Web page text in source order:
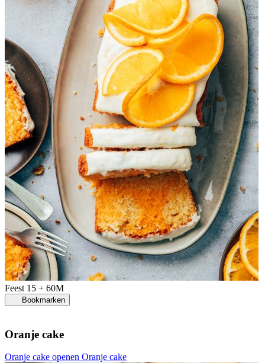
Feest 15 + 60M
Bookmarken
Oranje cake
Oranje cake openen Oranje cake